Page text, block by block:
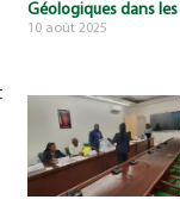
Géologiques dans les
10 août 2025